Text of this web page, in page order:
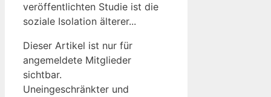
veröffentlichten Studie ist die
soziale Isolation älterer...
Dieser Artikel ist nur für
angemeldete Mitglieder
sichtbar.
Uneingeschränkter und